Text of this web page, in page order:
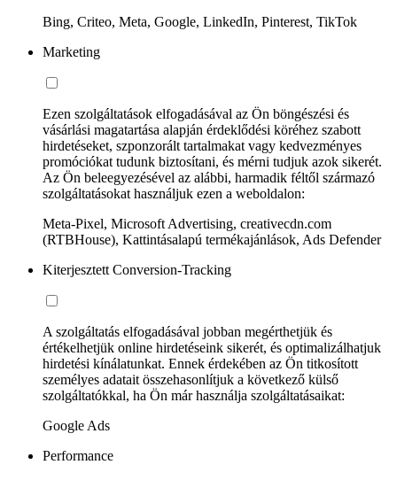
Bing, Criteo, Meta, Google, LinkedIn, Pinterest, TikTok
Marketing
Ezen szolgáltatások elfogadásával az Ön böngészési és
vásárlási magatartása alapján érdeklődési köréhez szabott
hirdetéseket, szponzorált tartalmakat vagy kedvezményes
promóciókat tudunk biztosítani, és mérni tudjuk azok sikerét.
Az Ön beleegyezésével az alábbi, harmadik féltől származó
szolgáltatásokat használjuk ezen a weboldalon:
Meta-Pixel, Microsoft Advertising, creativecdn.com
(RTBHouse), Kattintásalapú termékajánlások, Ads Defender
Kiterjesztett Conversion-Tracking
A szolgáltatás elfogadásával jobban megérthetjük és
értékelhetjük online hirdetéseink sikerét, és optimalizálhatjuk
hirdetési kínálatunkat. Ennek érdekében az Ön titkosított
személyes adatait összehasonlítjuk a következő külső
szolgáltatókkal, ha Ön már használja szolgáltatásaikat:
Google Ads
Performance